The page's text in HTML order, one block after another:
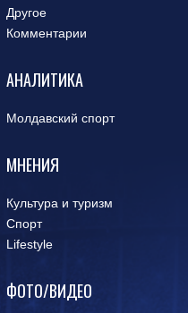
Другое
Комментарии
АНАЛИТИКА
Молдавский спорт
МНЕНИЯ
Культура и туризм
Спорт
Lifestyle
ФОТО/ВИДЕО